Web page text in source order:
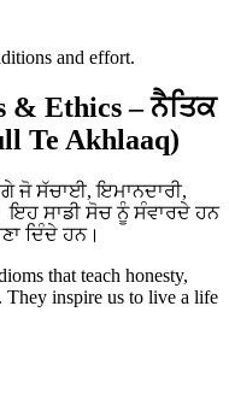
and effort.
& Ethics – ਨੈਤਿਕ
Te Akhlaaq)
ਜੋ ਸੱਚਾਈ, ਇਮਾਨਦਾਰੀ,
ਇਹ ਸਾਡੀ ਸੋਚ ਨੂੰ ਸੰਵਾਰਦੇ ਹਨ
ਦਿੰਦੇ ਹਨ।
that teach honesty,
They inspire us to live a life